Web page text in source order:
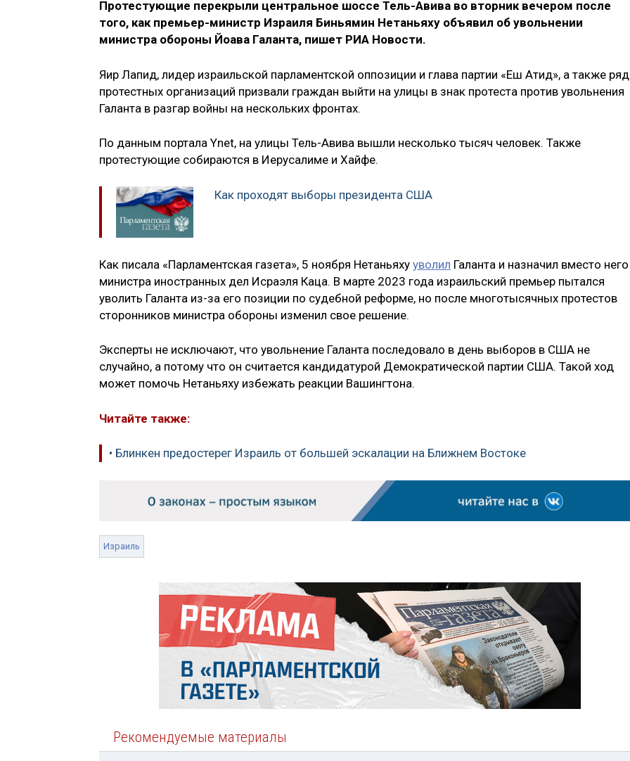
Протестующие перекрыли центральное шоссе Тель-Авива во вторник вечером после
того, как премьер-министр Израиля Биньямин Нетаньяху объявил об увольнении
министра обороны Йоава Галанта, пишет РИА Новости.
Яир Лапид, лидер израильской парламентской оппозиции и глава партии «Еш Атид», а также ряд
протестных организаций призвали граждан выйти на улицы в знак протеста против увольнения
Галанта в разгар войны на нескольких фронтах.
По данным портала Ynet, на улицы Тель-Авива вышли несколько тысяч человек. Также
протестующие собираются в Иерусалиме и Хайфе.
Как проходят выборы президента США
Как писала «Парламентская газета», 5 ноября Нетаньяху уволил Галанта и назначил вместо него
министра иностранных дел Исраэля Каца. В марте 2023 года израильский премьер пытался
уволить Галанта из-за его позиции по судебной реформе, но после многотысячных протестов
сторонников министра обороны изменил свое решение.
Эксперты не исключают, что увольнение Галанта последовало в день выборов в США не
случайно, а потому что он считается кандидатурой Демократической партии США. Такой ход
может помочь Нетаньяху избежать реакции Вашингтона.
Читайте также:
• Блинкен предостерег Израиль от большей эскалации на Ближнем Востоке
Израиль
Рекомендуемые материалы